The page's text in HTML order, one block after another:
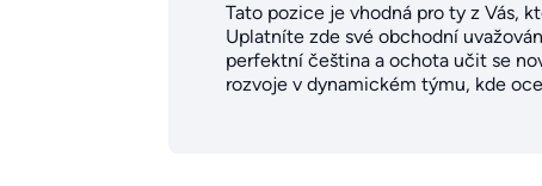
Tato pozice je vhodná pro ty z Vás,
Uplatníte zde své obchodní
perfektní čeština a ochota učit se
rozvoje v dynamickém týmu, kde